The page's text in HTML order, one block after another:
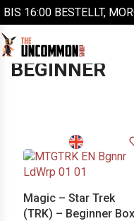
BIS 16:00 BESTELLT,
Start/Magic the Gathering
BEGINNER
Magic – Star Trek
(TRK) – Beginner Box